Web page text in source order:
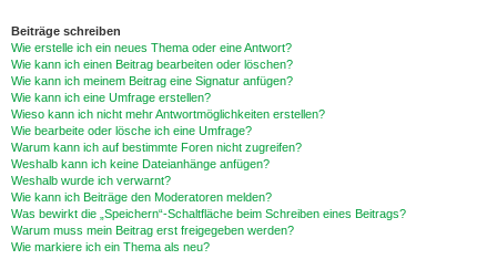
Beiträge schreiben
Wie erstelle ich ein neues Thema oder eine Antwort?
Wie kann ich einen Beitrag bearbeiten oder löschen?
Wie kann ich meinem Beitrag eine Signatur anfügen?
Wie kann ich eine Umfrage erstellen?
Wieso kann ich nicht mehr Antwortmöglichkeiten erstellen?
Wie bearbeite oder lösche ich eine Umfrage?
Warum kann ich auf bestimmte Foren nicht zugreifen?
Weshalb kann ich keine Dateianhänge anfügen?
Weshalb wurde ich verwarnt?
Wie kann ich Beiträge den Moderatoren melden?
Was bewirkt die „Speichern“-Schaltfläche beim Schreiben eines Beitrags?
Warum muss mein Beitrag erst freigegeben werden?
Wie markiere ich ein Thema als neu?